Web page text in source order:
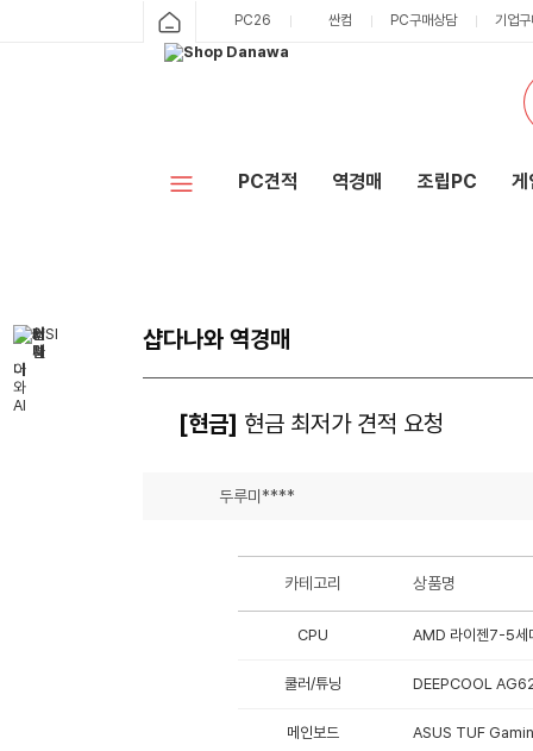
PC26 싼컴 PC구매상담 기업
PC견적 역경매 조립PC 게
샵다나와 역경매
[현금] 현금 최저가 견적 요청
두루미****
카테고리 상품명
CPU AMD 라이젠7-5세
쿨러/튜닝 DEEPCOOL
메인보드 ASUS TUF